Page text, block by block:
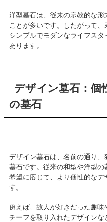
洋型墓石は、従来の宗教的な
ことが多いです。したがって、
シンプルでモダンなライフス
あります。
デザイン墓石：個性的な形やデザイン
の墓石
デザイン墓石は、名前の通り
墓石です。従来の和型や洋型
希望に応じて、より個性的な
す。
例えば、故人が好きだった趣
チーフを取り入れたデザインな